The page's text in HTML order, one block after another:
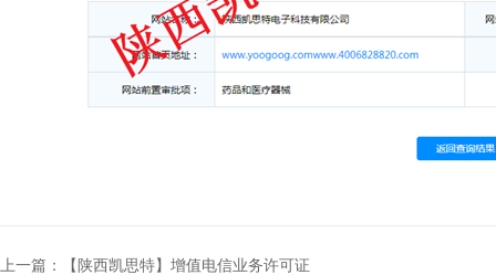
上一篇：【陕西凯思特】增值电信业务许可证